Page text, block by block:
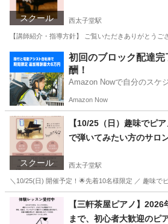
スクール 西太子堂駅
【講師紹介・指導方針】 ご覧いただきありがとう
西太子堂駅 ピアノ
初回のブロック配達
酬！
Amazon Nowで自分のスケ
う！
Amazon Now
スクール
【10/25（日）趣味でピ
で弾いてみたい方のサロ
西太子堂駅
＼10/25(日) 開催予定！🌟先着10名様限定 ／ 趣味
東京 世田谷区 西太子堂駅 ピアノ
【三軒茶屋ピアノ】
まで、初心者大歓迎のピ